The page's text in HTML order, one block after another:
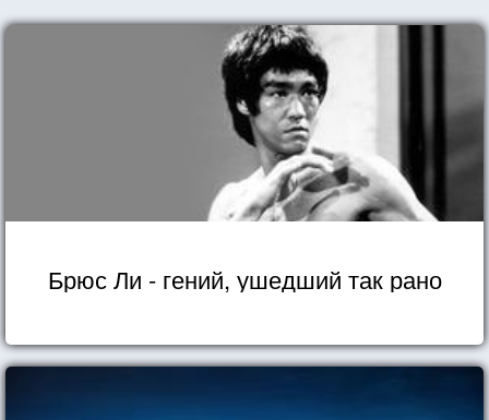
Нам браки нужно создавать
Не с тем, с кем хочется ложиться,
А с тем, с кем хочется вставать.
Брюс Ли - гений, ушедший так рано